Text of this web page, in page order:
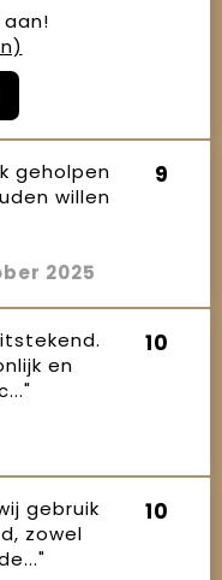
geholpen
willen
9
2025
en
10
gebruik
zowel
10